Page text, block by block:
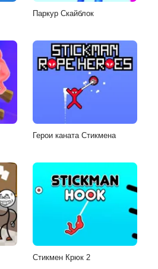
Паркур Скайблок
Герои каната Стикмена
Стикмен Крюк 2